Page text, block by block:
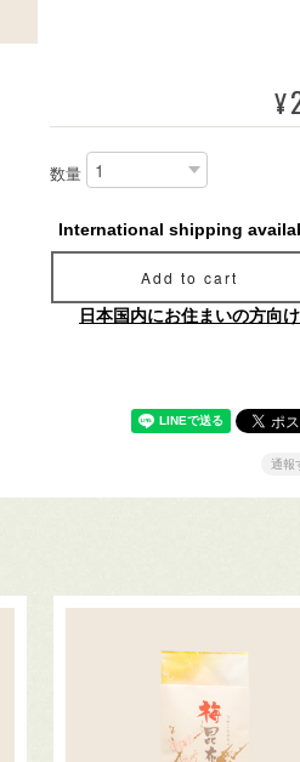
¥
数量
International shipping
Add to cart
日本国内にお住まいの方向け
通報